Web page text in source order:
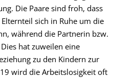
Die Paare sind froh, dass
sich in Ruhe um die
während die Partnerin bzw.
hat zuweilen eine
zu den Kindern zur
wird die Arbeitslosigkeit oft